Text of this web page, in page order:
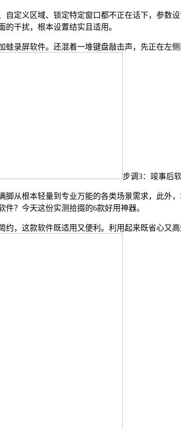
义区域、锁定特定窗口都不正在话下，参数
干扰，根本设置结实且适用。
屏软件。还混着一堆键盘敲击声，先正在左侧
步调3：竣事后
根本轻量到专业万能的各类场景需求，此外
？今天这份实测拾掇的6款好用神器。
，这款软件既适用又便利。利用起来既省心又高